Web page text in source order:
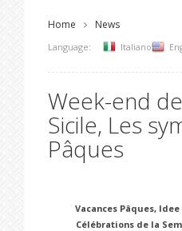
Home News
Language: Italiano
Week-end
Sicile, Les
Pâques
Vacances Pâques,
Célébrations de la